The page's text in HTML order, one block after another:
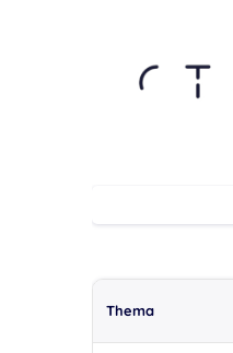
Thema